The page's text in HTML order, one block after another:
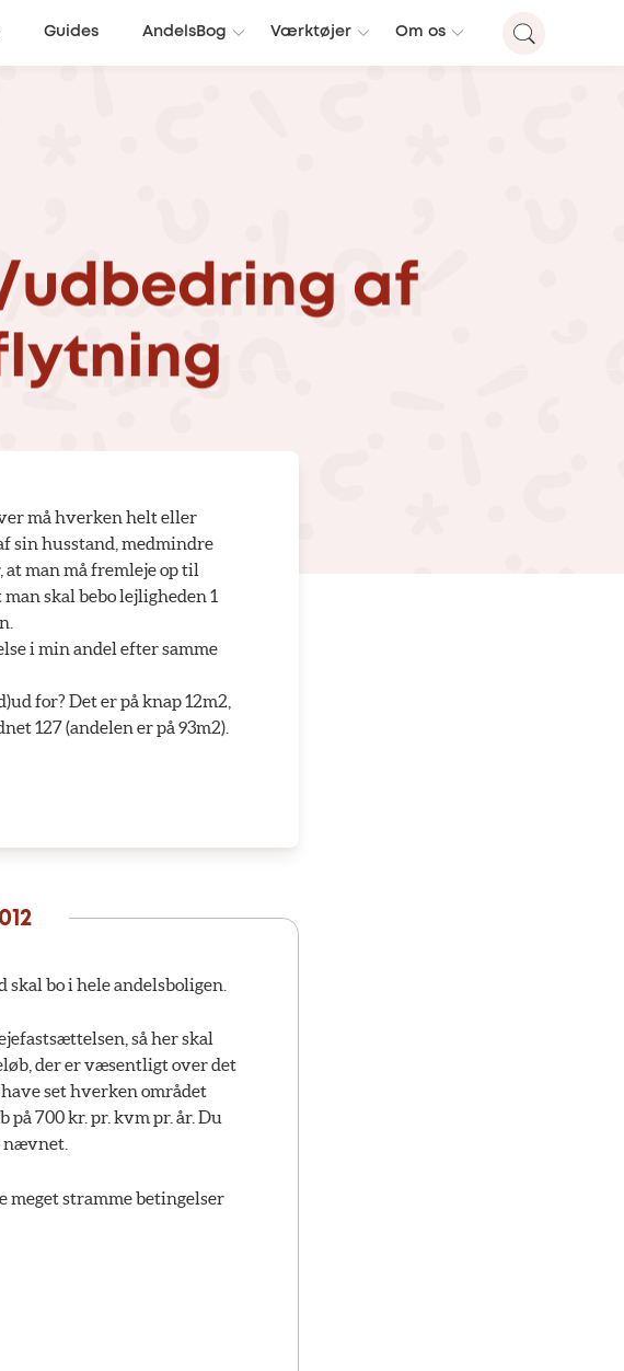
Guides AndelsBog Værktøjer Om os
af
må hverken helt eller
sin husstand, medmindre
at man må fremleje op til
skal bebo lejligheden 1
i min andel efter samme
for? Det er på knap 12m2,
127 (andelen er på 93m2).
skal bo i hele andelsboligen.
så her skal
der er væsentligt over det
set hverken området
700 kr. pr. kvm pr. år. Du
nævnet.
meget stramme betingelser